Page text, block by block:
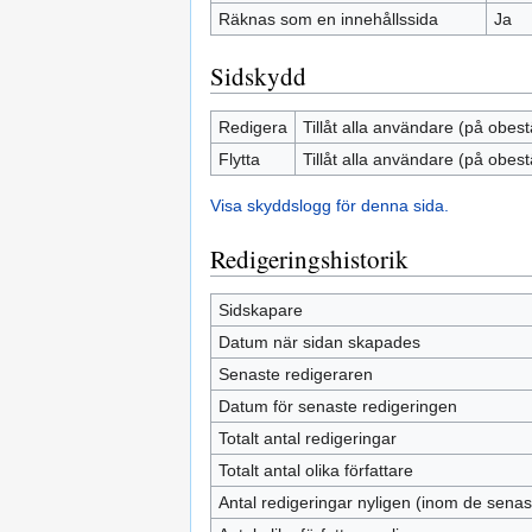
Räknas som en innehållssida Ja
Sidskydd
Redigera
Tillåt alla användare (på
Flytta
Tillåt alla användare (på
Visa skyddslogg för denna sida.
Redigeringshistorik
Sidskapare
Datum när sidan skapades
Senaste redigeraren
Datum för senaste redigeringen
Totalt antal redigeringar
Totalt antal olika författare
Antal redigeringar nyligen (inom de